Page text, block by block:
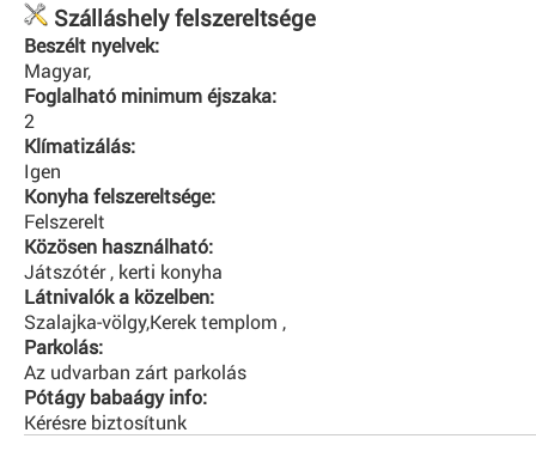
Szálláshely felszereltsége
Beszélt nyelvek:
Magyar,
Foglalható minimum éjszaka:
2
Klímatizálás:
Igen
Konyha felszereltsége:
Felszerelt
Közösen használható:
Játszótér , kerti konyha
Látnivalók a közelben:
Szalajka-völgy,Kerek templom ,
Parkolás:
Az udvarban zárt parkolás
Pótágy babaágy info:
Kérésre biztosítunk